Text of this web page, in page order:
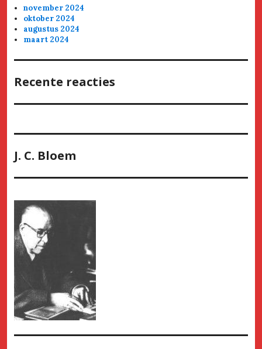
november 2024
oktober 2024
augustus 2024
maart 2024
Recente reacties
J. C. Bloem